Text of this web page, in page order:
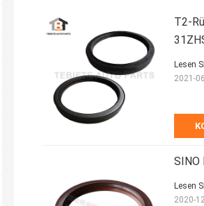
T2-
Lesen
2021-
SINO
Lesen
2020-